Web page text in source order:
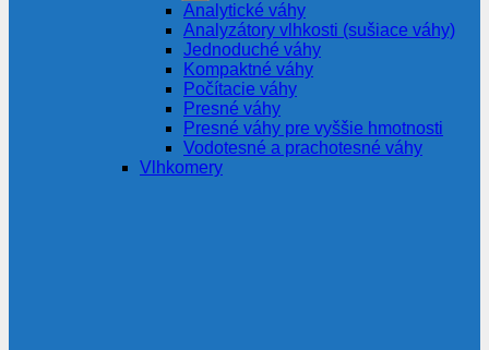
Analytické váhy
Analyzátory vlhkosti (sušiace váhy)
Jednoduché váhy
Kompaktné váhy
Počítacie váhy
Presné váhy
Presné váhy pre vyššie hmotnosti
Vodotesné a prachotesné váhy
Vlhkomery